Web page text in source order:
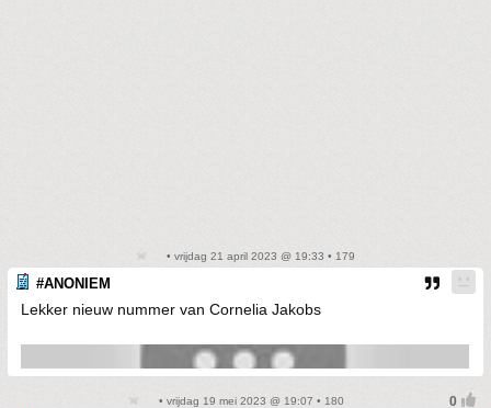
• vrijdag 21 april 2023 @ 19:33 • 179
#ANONIEM
Lekker nieuw nummer van Cornelia Jakobs
• vrijdag 19 mei 2023 @ 19:07 • 180